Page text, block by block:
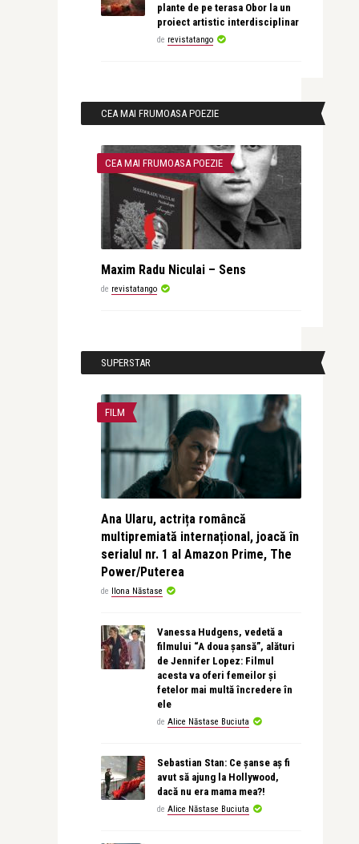
plante de pe terasa Obor la un
proiect artistic interdisciplinar
de revistatango
CEA MAI FRUMOASA POEZIE
CEA MAI FRUMOASA POEZIE
Maxim Radu Niculai – Sens
de revistatango
SUPERSTAR
FILM
Ana Ularu, actrița româncă
multipremiată internațional, joacă în
serialul nr. 1 al Amazon Prime, The
Power/Puterea
de Ilona Năstase
Vanessa Hudgens, vedetă a
filmului “A doua șansă”, alături
de Jennifer Lopez: Filmul
acesta va oferi femeilor și
fetelor mai multă încredere în
ele
de Alice Năstase Buciuta
Sebastian Stan: Ce șanse aș fi
avut să ajung la Hollywood,
dacă nu era mama mea?!
de Alice Năstase Buciuta